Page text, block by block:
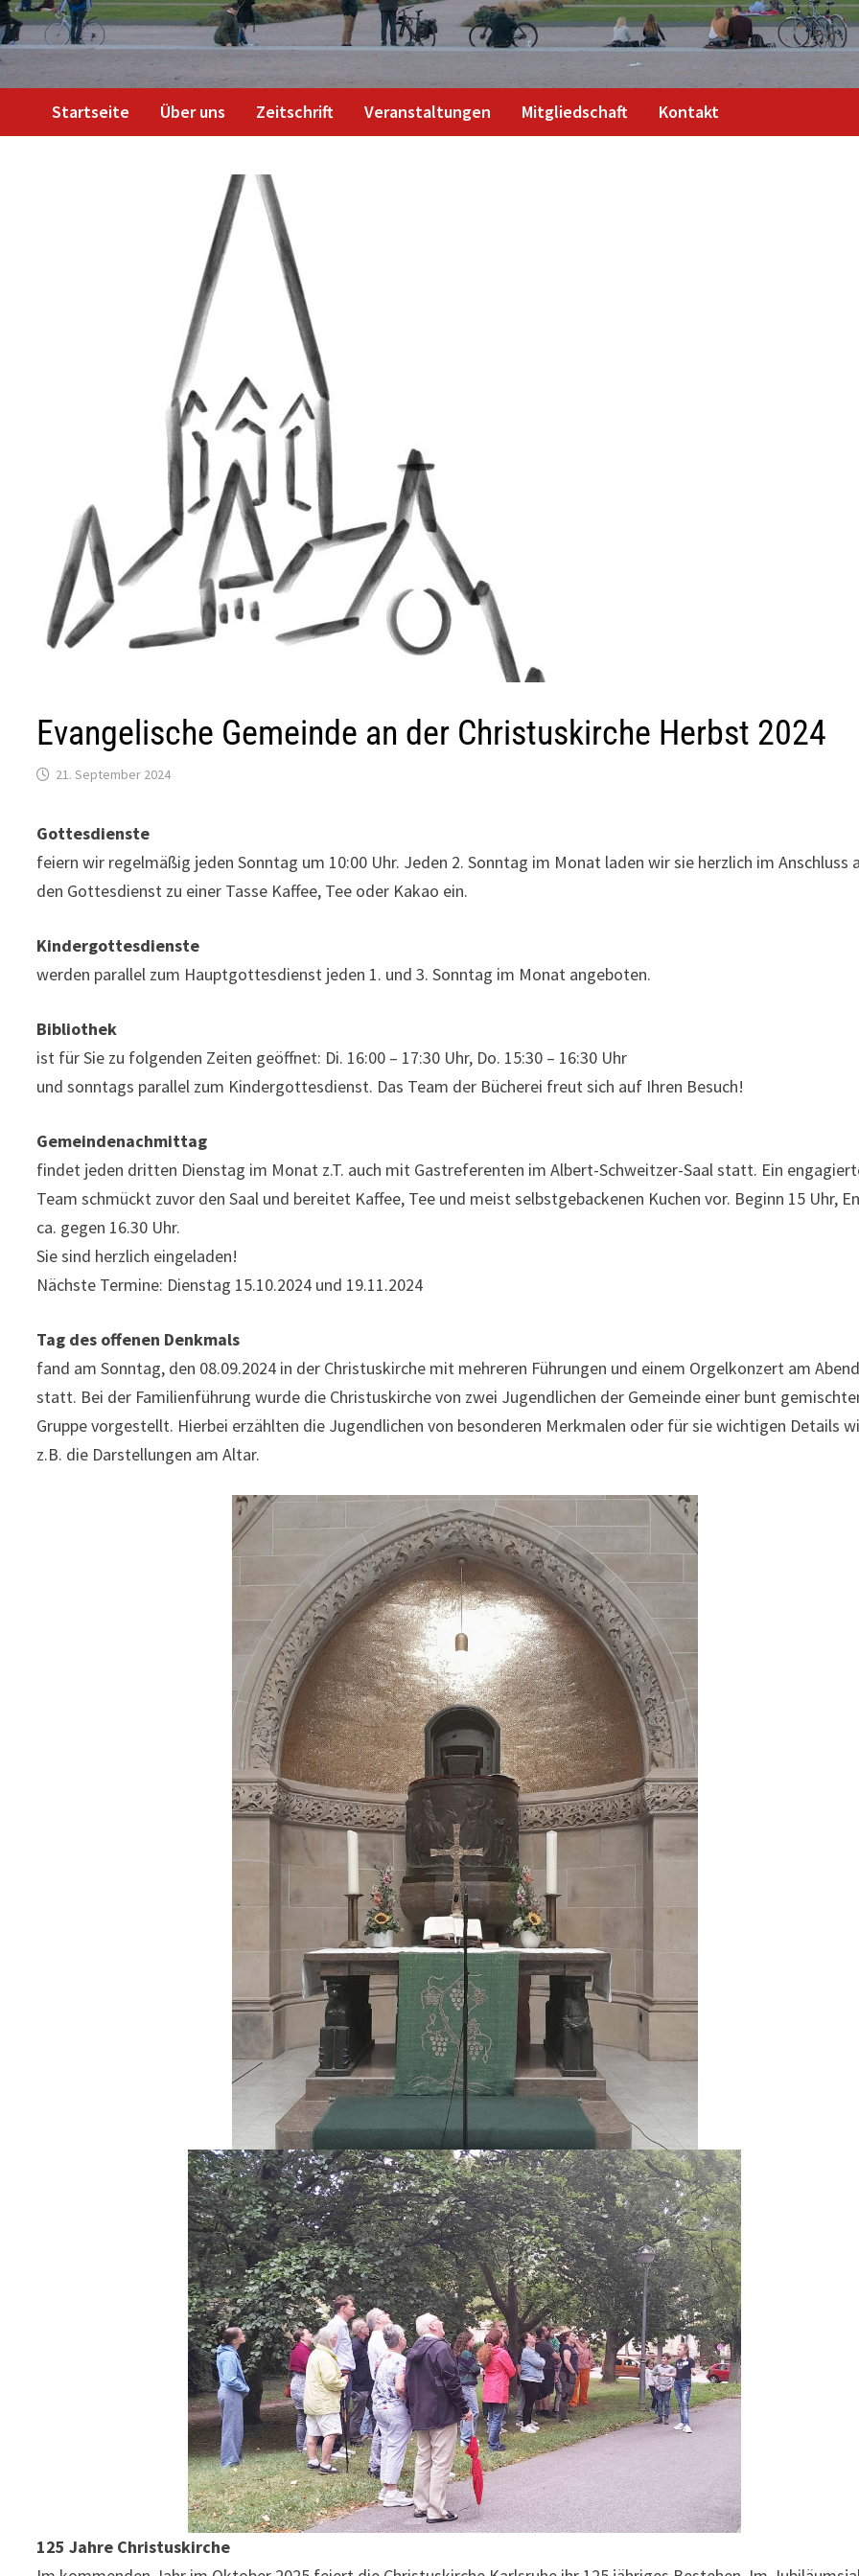
Startseite Über uns Zeitschrift Veranstaltungen Mitgliedschaft Kontakt
Evangelische Gemeinde an der Christuskirche Herbst 2024
21. September 2024
Gottesdienste
feiern wir regelmäßig jeden Sonntag um 10:00 Uhr. Jeden 2. Sonntag im Monat laden wir sie herzlich im Anschluss
den Gottesdienst zu einer Tasse Kaffee, Tee oder Kakao ein.
Kindergottesdienste
werden parallel zum Hauptgottesdienst jeden 1. und 3. Sonntag im Monat angeboten.
Bibliothek
ist für Sie zu folgenden Zeiten geöffnet: Di. 16:00 – 17:30 Uhr, Do. 15:30 – 16:30 Uhr
und sonntags parallel zum Kindergottesdienst. Das Team der Bücherei freut sich auf Ihren Besuch!
Gemeindenachmittag
findet jeden dritten Dienstag im Monat z.T. auch mit Gastreferenten im Albert-Schweitzer-Saal statt. Ein
Team schmückt zuvor den Saal und bereitet Kaffee, Tee und meist selbstgebackenen Kuchen vor. Beginn 15 Uhr,
ca. gegen 16.30 Uhr.
Sie sind herzlich eingeladen!
Nächste Termine: Dienstag 15.10.2024 und 19.11.2024
Tag des offenen Denkmals
fand am Sonntag, den 08.09.2024 in der Christuskirche mit mehreren Führungen und einem Orgelkonzert am Abend
statt. Bei der Familienführung wurde die Christuskirche von zwei Jugendlichen der Gemeinde einer bunt
Gruppe vorgestellt. Hierbei erzählten die Jugendlichen von besonderen Merkmalen oder für sie wichtigen Details
z.B. die Darstellungen am Altar.
125 Jahre Christuskirche